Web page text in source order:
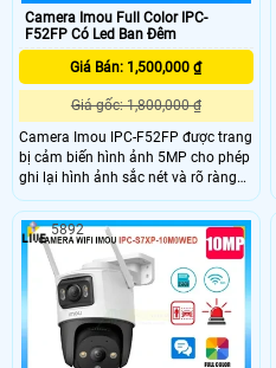
Camera Imou Full Color IPC-
F52FP Có Led Ban Đêm
Giá Bán: 1,500,000 ₫
Giá gốc: 1,800,000 ₫
Camera Imou IPC-F52FP được trang
bị cảm biến hình ảnh 5MP cho phép
ghi lại hình ảnh sắc nét và rõ ràng
ngay cả trong điều kiện ánh sáng
yếu. Tính năng full color của camera
cho phép bạn theo dõi trong bóng
tối với khoảng cách lên đến 30 mét
mà vẫn có màu ban đêm Imou IPC-
F52FP thiết kế chắc chắn và hiện
đại phù hợp với nhiều môi trường,
camera này có khả năng hoạt động
ổn định ngay cả trong những điều
5892